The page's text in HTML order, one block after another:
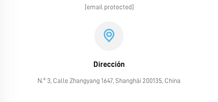
[email protected]
Dirección
N.º 3, Calle Zhangyang 1647, Shanghái 200135, China